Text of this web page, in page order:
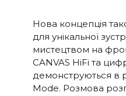
Нова концепція
для унікальної
мистецтвом на
CANVAS HiFi та
демонструються в
Mode. Розмова